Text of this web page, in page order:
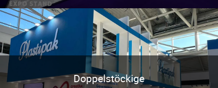
Doppelstöckige